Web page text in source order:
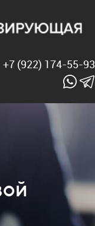
+7 (922) 174-55-93